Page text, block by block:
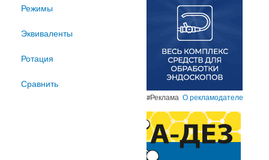
Режимы
Эквиваленты
Ротация
Сравнить
#Реклама О рекламодателе